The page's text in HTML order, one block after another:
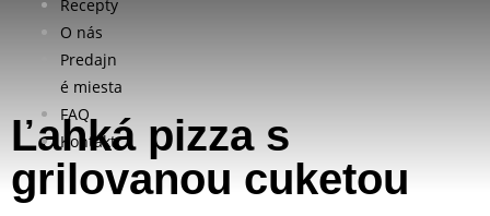
Recepty
O nás
Predajn
é miesta
FAQ
Kontakt
Ľahká pizza s
grilovanou cuketou